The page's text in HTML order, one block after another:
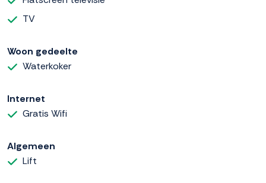
TV
Woon gedeelte
Waterkoker
Internet
Gratis Wifi
Algemeen
Lift